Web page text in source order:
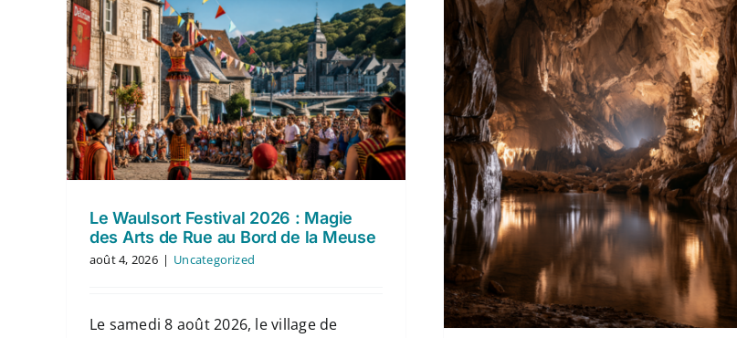
Le Waulsort Festival 2026 : Magie
des Arts de Rue au Bord de la Meuse
août 4, 2026 | Uncategorized
Le samedi 8 août 2026, le village de